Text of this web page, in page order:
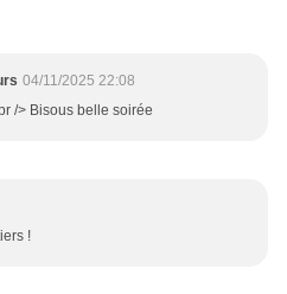
04/11/2025 22:08
/> Bisous belle soirée
!